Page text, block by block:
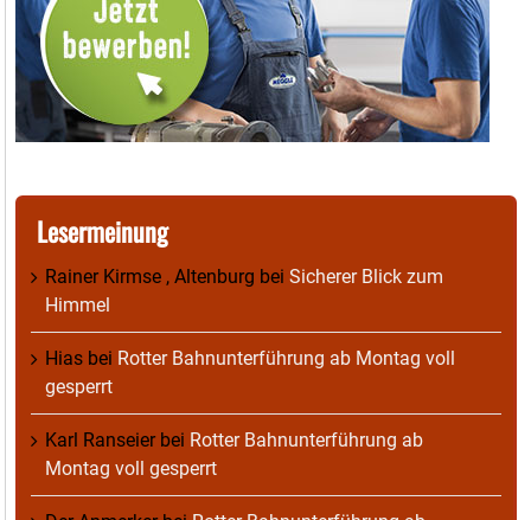
Lesermeinung
Rainer Kirmse , Altenburg bei Sicherer Blick zum
Himmel
Hias bei Rotter Bahnunterführung ab Montag voll
gesperrt
Karl Ranseierbei Rotter Bahnunterführung ab
Montag voll gesperrt